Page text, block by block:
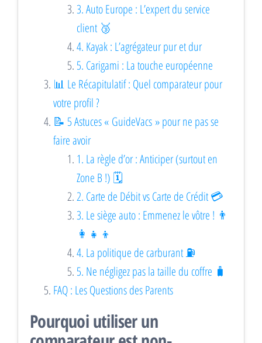
3. Auto Europe : L’expert du service
client 🥉
4. Kayak : L’agrégateur pur et dur
5. Carigami : La touche européenne
📊 Le Récapitulatif : Quel comparateur pour
votre profil ?
📝 5 Astuces « GuideVacs » pour ne pas se
faire avoir
1. La règle d’or : Anticiper (surtout en
Zone B !) 🗓️
2. Carte de Débit vs Carte de Crédit 💳
3. Le siège auto : Emmenez le vôtre ! 👨
👩👧👦
4. La politique de carburant ⛽
5. Ne négligez pas la taille du coffre 🧳
FAQ : Les Questions des Parents
Pourquoi utiliser un